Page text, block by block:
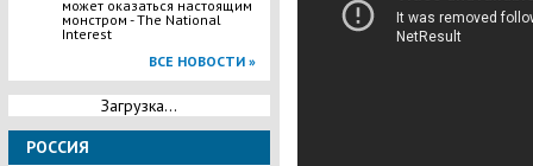
может оказаться настоящим
монстром - The National
Interest
ВСЕ НОВОСТИ »
Загрузка...
РОССИЯ